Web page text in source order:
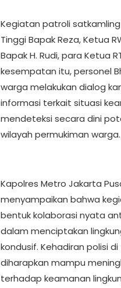
Kegiatan patroli
Tinggi Bapak Reza, Ketua
Bapak H. Rudi, para Ketua
kesempatan itu, personel
warga melakukan dialog
informasi terkait situasi
mendeteksi secara dini
wilayah permukiman warga.
Kapolres Metro Jakarta
menyampaikan bahwa
bentuk kolaborasi nyata
dalam menciptakan
kondusif. Kehadiran polisi
diharapkan mampu
terhadap keamanan